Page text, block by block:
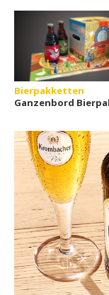
Bierpakketten
Ganzenbord